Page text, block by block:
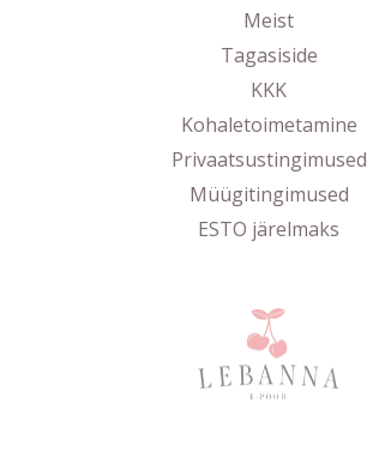
Meist
Tagasiside
KKK
Kohaletoimetamine
Privaatsustingimused
Müügitingimused
ESTO järelmaks